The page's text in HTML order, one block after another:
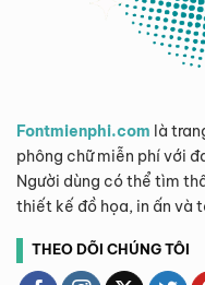
Fontmienphi.com là
phông chữ miễn phí với
Người dùng có thể tìm
thiết kế đồ họa, in ấn và
THEO DÕI CHÚNG TÔI